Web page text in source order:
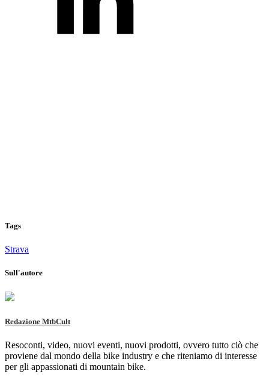
Tags
Strava
Sull'autore
Redazione MtbCult
Resoconti, video, nuovi eventi, nuovi prodotti, ovvero tutto ciò che
proviene dal mondo della bike industry e che riteniamo di interesse
per gli appassionati di mountain bike.